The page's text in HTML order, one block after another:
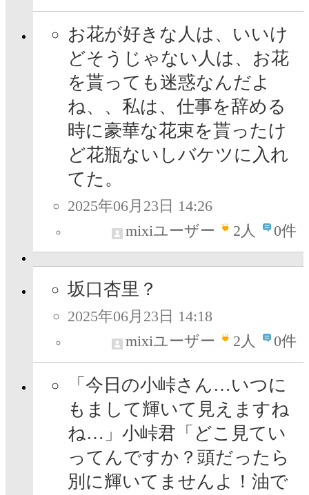
お花が好きな人は、いいけ
どそうじゃない人は、お花
を貰っても迷惑なんだよ
ね、、私は、仕事を辞める
時に豪華な花束を貰ったけ
ど花瓶ないしバケツに入れ
てた。
2025年06月23日 14:26
mixiユーザー
2人 0件
坂口杏里？
2025年06月23日 14:18
mixiユーザー
2人 0件
「今日の小峠さん…いつに
もまして輝いて見えますね
ね…」小峠君「どこ見てい
ってんですか？頭だったら
別に輝いてませんよ！油で